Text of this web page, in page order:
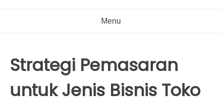
Menu
Strategi Pemasaran
untuk Jenis Bisnis Toko